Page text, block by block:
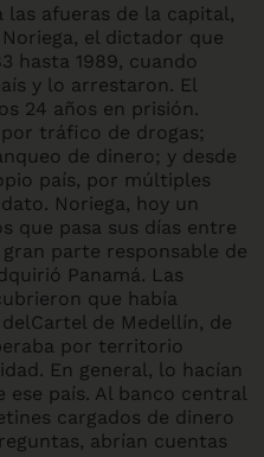
las afueras de la capital,
el dictador que
hasta 1989, cuando
y lo arrestaron. El
24 años en prisión.
tráfico de drogas;
de dinero; y desde
país, por múltiples
Noriega, hoy un
que pasa sus días entre
parte responsable de
Panamá. Las
que había
de Medellín, de
por territorio
En general, lo hacían
ese país. Al banco central
cargados de dinero
abrían cuentas